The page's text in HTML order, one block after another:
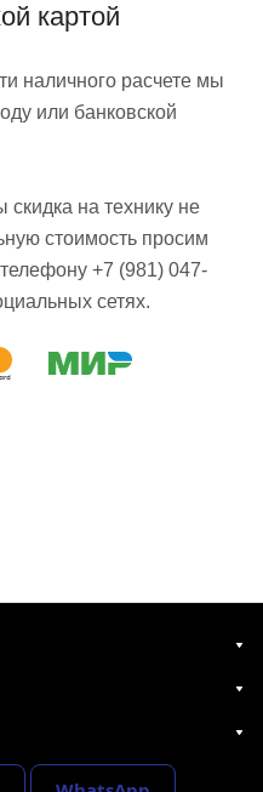
картой
наличного расчете мы
или банковской
на технику не
стоимость просим
+7 (981) 047-
сетях.